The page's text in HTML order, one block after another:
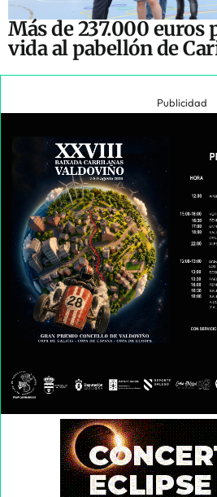
Más de 237.000 euros
vida al pabellón de
Publicidad